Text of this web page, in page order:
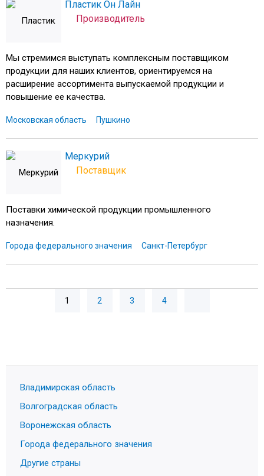
Пластик Он Лайн
Производитель
Мы стремимся выступать комплексным поставщиком
продукции для наших клиентов, ориентируемся на
расширение ассортимента выпускаемой продукции и
повышение ее качества.
Московская область Пушкино
Меркурий
Поставщик
Поставки химической продукции промышленного
назначения.
Города федерального значения Санкт-Петербург
1 2 3 4
Владимирская область
Волгоградская область
Воронежская область
Города федерального значения
Другие страны